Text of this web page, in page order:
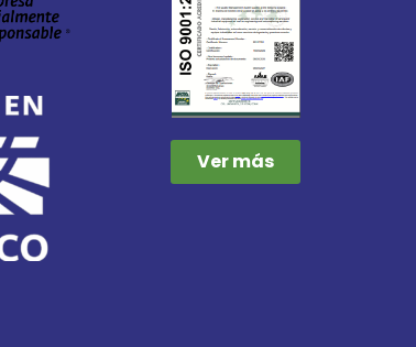
Ver más